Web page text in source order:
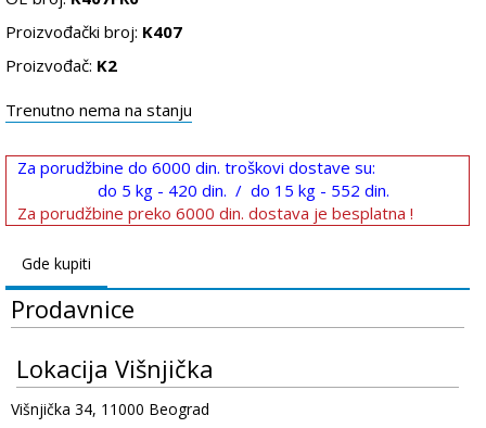
Proizvođački broj: K407
Proizvođač: K2
Trenutno nema na stanju
Za porudžbine do 6000 din. troškovi dostave su:
do 5 kg - 420 din. / do 15 kg - 552 din.
Za porudžbine preko 6000 din. dostava je besplatna !
Gde kupiti
Prodavnice
Lokacija Višnjička
Višnjička 34, 11000 Beograd